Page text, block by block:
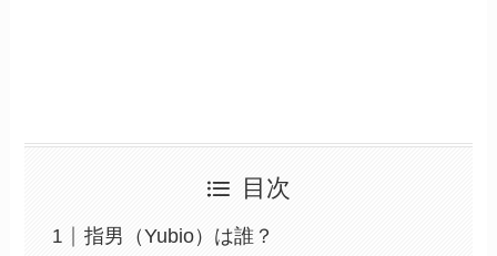
目次
指男（Yubio）は誰？